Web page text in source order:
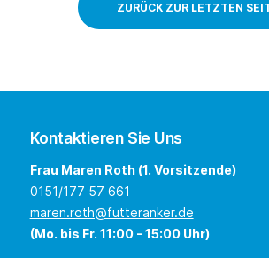
ZURÜCK ZUR LETZTEN
Kontaktieren Sie Uns
Frau Maren Roth (1. Vorsitzende)
0151/177 57 661
maren.roth@futteranker.de
(Mo. bis Fr. 11:00 - 15:00 Uhr)